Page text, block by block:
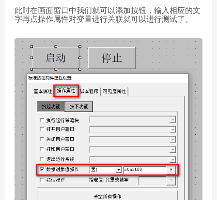
此时在画面窗口中我们就可以添加按钮，输入相应的文
字再点操作属性对变量进行关联就可以进行测试了。